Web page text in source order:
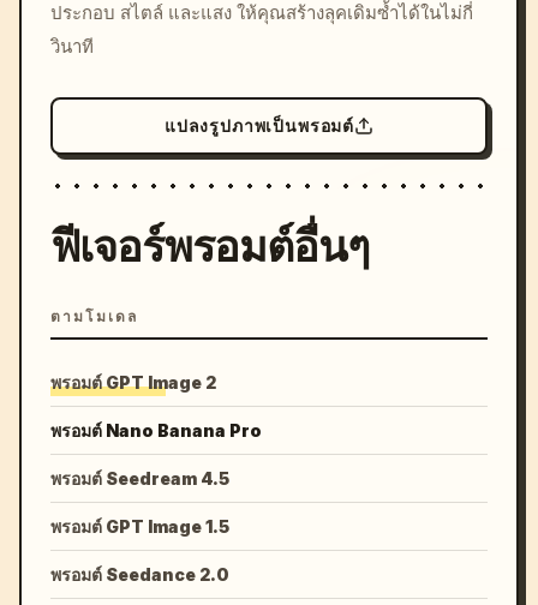
ประกอบ สไตล์ และแสง ให้คุณสร้างลุคเดิมซ้ำได้ในไม่กี่
วินาที
แปลงรูปภาพเป็นพรอมต์
ฟีเจอร์พรอมต์อื่นๆ
ตามโมเดล
พรอมต์ GPT Image 2
พรอมต์ Nano Banana Pro
พรอมต์ Seedream 4.5
พรอมต์ GPT Image 1.5
พรอมต์ Seedance 2.0